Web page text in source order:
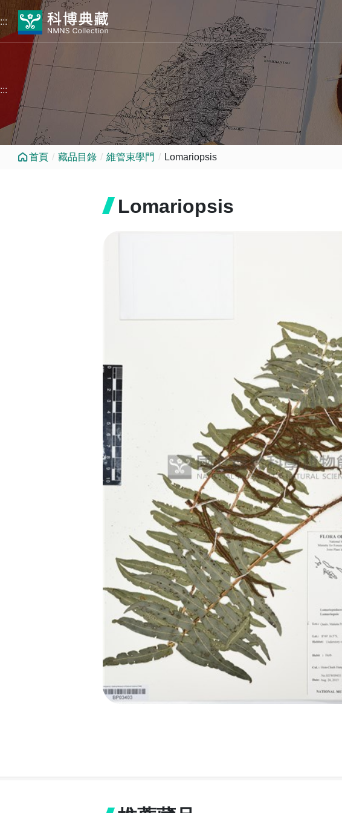
跳到中央內容區塊
:::
:::
首頁 藏品目錄 維管束學門 Lomariopsis
Lomariopsis